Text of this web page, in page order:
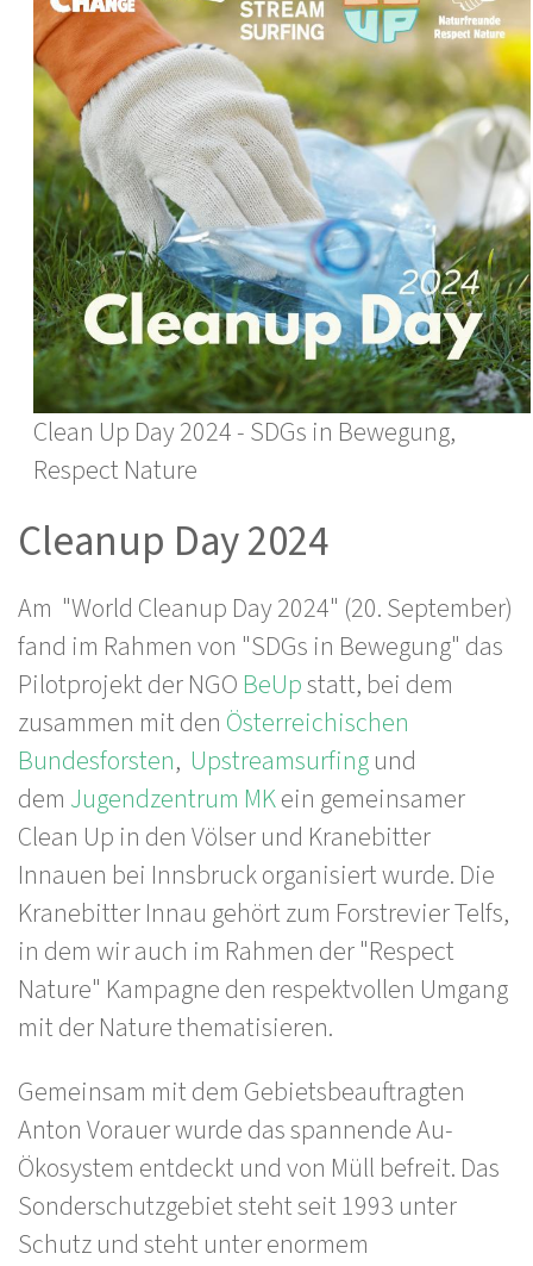
Clean Up Day 2024 - SDGs in Bewegung,
Respect Nature
Cleanup Day 2024
Am "World Cleanup Day 2024" (20. September)
fand im Rahmen von "SDGs in Bewegung" das
Pilotprojekt der NGO BeUpstatt, bei dem
zusammen mit den Österreichischen
Bundesforsten, Upstreamsurfingund
dem Jugendzentrum MKein gemeinsamer
Clean Up in den Völser und Kranebitter
Innauen bei Innsbruck organisiert wurde. Die
Kranebitter Innau gehört zum Forstrevier Telfs,
in dem wir auch im Rahmen der "Respect
Nature" Kampagne den respektvollen Umgang
mit der Nature thematisieren.
Gemeinsam mit dem Gebietsbeauftragten
Anton Vorauer wurde das spannende Au-
Ökosystem entdeckt und von Müll befreit. Das
Sonderschutzgebiet steht seit 1993 unter
Schutz und steht unter enormem